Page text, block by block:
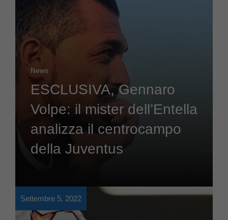
News
ESCLUSIVA, Gennaro
Volpe: il mister dell’Entella
analizza il centrocampo
della Juventus
Settembre 5, 2022